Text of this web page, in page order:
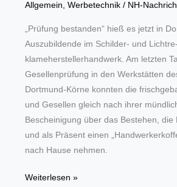
Allgemein, Werbetechnik/ NH-
„Prüfung bestanden“ hieß es jetzt in
Auszubildende im Schilder- und Lichtre-
klameherstellerhandwerk. Am letzten
Gesellenprüfung in den Werkstätten
Dortmund-Körne konnten die
und Gesellen gleich nach ihrer
Bescheinigung über das Bestehen, die
und als Präsent einen
nach Hause nehmen.
Erfolgreiche
Weiterlesen »